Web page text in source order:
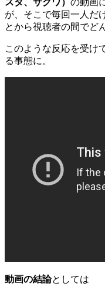
が、 そこで毎回一人だ
とから視聴者の間でど
このような反応を受け
る事態に。
動画の結論としては